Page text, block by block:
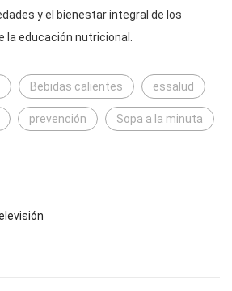
y el bienestar integral de los
educación nutricional.
Bebidas calientes essalud
prevención Sopa a la minuta